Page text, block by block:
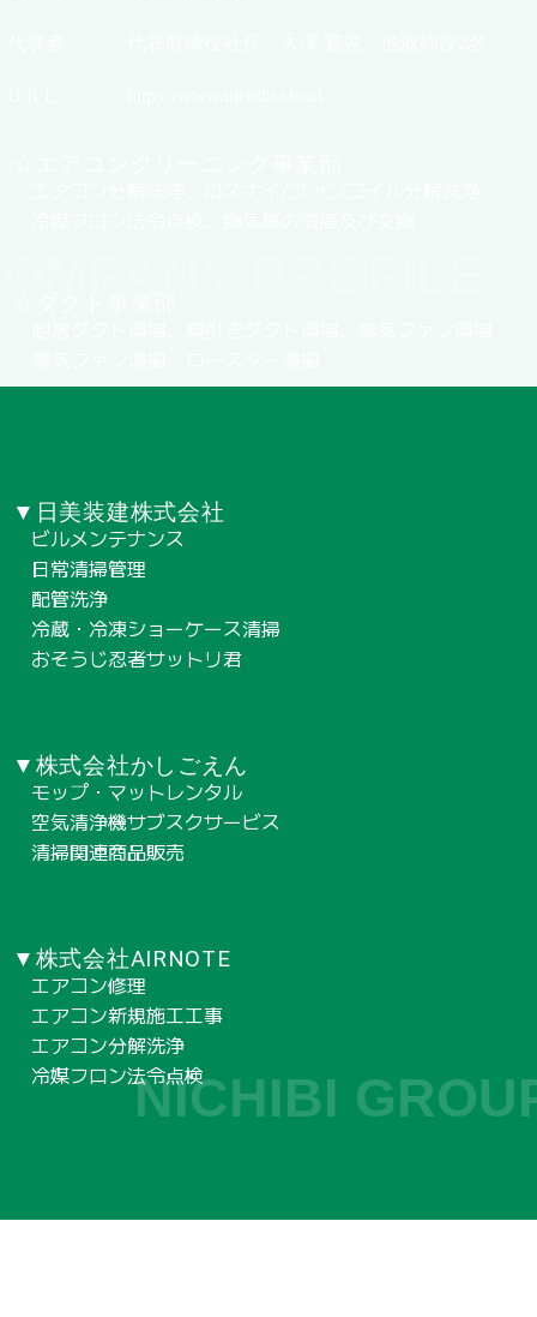
▼日美装建株式会社
ビルメンテナンス
日常清掃管理
配管洗浄
冷蔵・冷凍ショーケース清掃
おそうじ忍者サットリ君
▼株式会社かしごえん
モップ・マットレンタル
空気清浄機サブスクサービス
清掃関連商品販売
▼株式会社AIRNOTE
エアコン修理
エアコン新規施工工事
エアコン分解洗浄
冷媒フロン法令点検NICHIBI